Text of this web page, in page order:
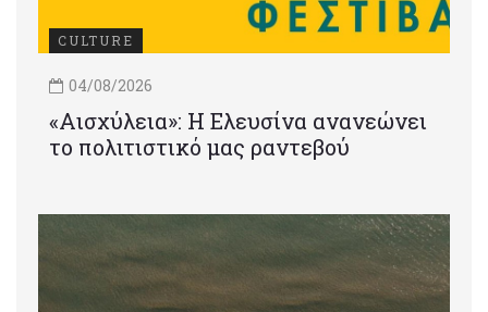
CULTURE
04/08/2026
«Αισχύλεια»: Η Ελευσίνα ανανεώνει
το πολιτιστικό μας ραντεβού